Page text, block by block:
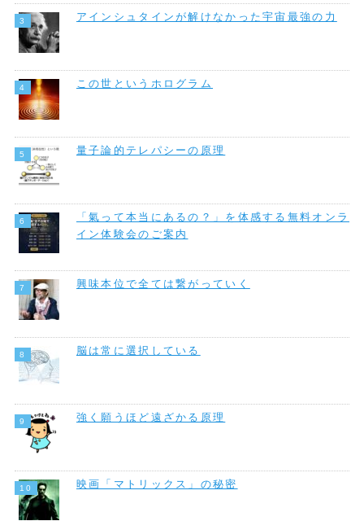
アインシュタインが解けなかった宇宙最強の力
この世というホログラム
量子論的テレパシーの原理
「氣って本当にあるの？」を体感する無料オンラ
イン体験会のご案内
興味本位で全ては繋がっていく
脳は常に選択している
強く願うほど遠ざかる原理
映画「マトリックス」の秘密